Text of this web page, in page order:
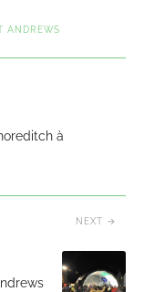
ANDREWS
à
NEXT